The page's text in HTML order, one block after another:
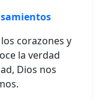
corazones y
la verdad
Dios nos